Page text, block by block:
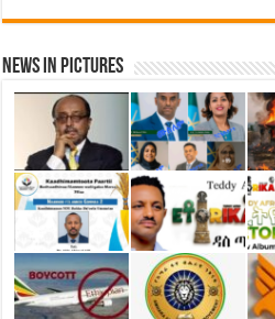
News in Pictures